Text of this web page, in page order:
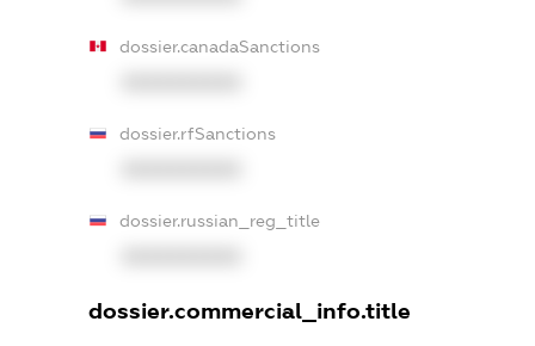
dossier.canadaSanctions
dossier.rfSanctions
dossier.russian_reg_title
dossier.commercial_info.title